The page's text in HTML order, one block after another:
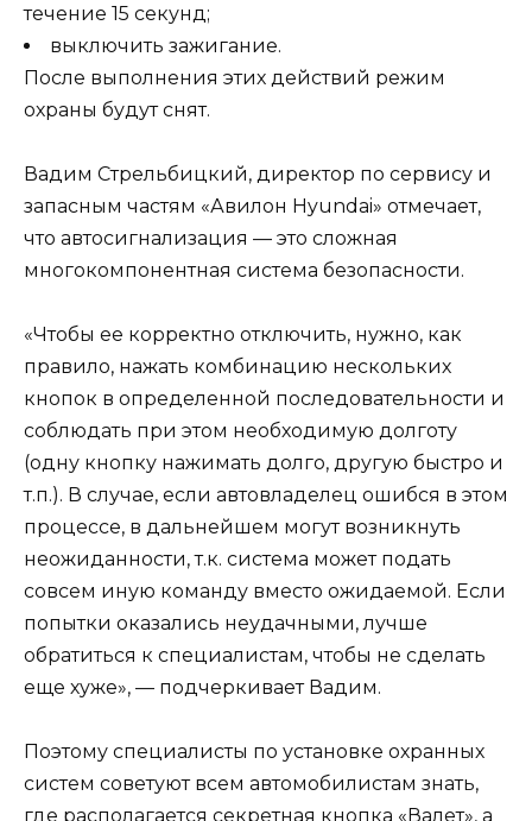
течение 15 секунд;
выключить зажигание.
После выполнения этих действий режим
охраны будут снят.
Вадим Стрельбицкий, директор по сервису и
запасным частям «Авилон Hyundai» отмечает,
что автосигнализация — это сложная
многокомпонентная система безопасности.
«Чтобы ее корректно отключить, нужно, как
правило, нажать комбинацию нескольких
кнопок в определенной последовательности и
соблюдать при этом необходимую долготу
(одну кнопку нажимать долго, другую быстро и
т.п.). В случае, если автовладелец ошибся в этом
процессе, в дальнейшем могут возникнуть
неожиданности, т.к. система может подать
совсем иную команду вместо ожидаемой. Если
попытки оказались неудачными, лучше
обратиться к специалистам, чтобы не сделать
еще хуже», — подчеркивает Вадим.
Поэтому специалисты по установке охранных
систем советуют всем автомобилистам знать,
где располагается секретная кнопка «Валет», а